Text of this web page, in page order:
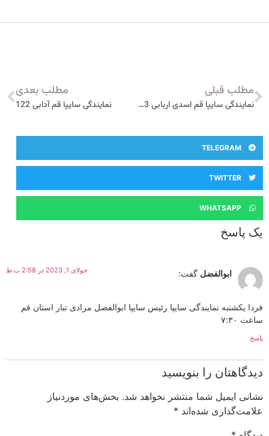
مطلب قبلی
نمایندگی سایپا قم اسدی اربابی 1013
مطلب بعدی
نمایندگی سایپا قم آدابی 122
TELEGRAM
TWITTER
WHATSAPP
یک پاسخ
ابوالفضل گفت: جولای 1, 2023 در 2:58 ب.ظ
فردا یکشنبه نمایندگی سایپا رئیس سایپا ابوالفضل مرادی تبار استان قم
ساعت ۷:۳۰
پاسخ
دیدگاهتان را بنویسید
نشانی ایمیل شما منتشر نخواهد شد. بخش‌های موردنیاز
علامت‌گذاری شده‌اند*